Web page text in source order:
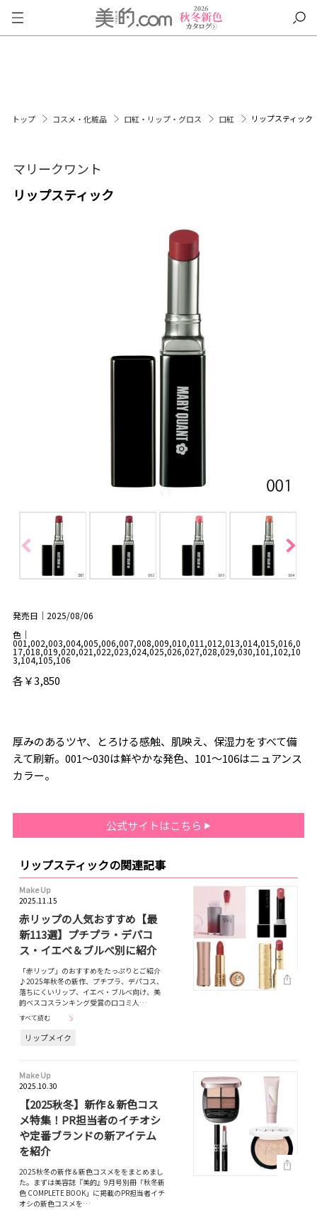
トップ コスメ・化粧品 口紅・リップ・グロス 口紅 リップスティック
マリークワント
リップスティック
発売日｜2025/08/06
色｜
001,002,003,004,005,006,007,008,009,010,011,012,013,014,015,016,0
17,018,019,020,021,022,023,024,025,026,027,028,029,030,101,102,10
3,104,105,106
各￥3,850
厚みのあるツヤ、とろける感触、肌映え、保湿力をすべて備
えて刷新。001〜030は鮮やかな発色、101〜106はニュアンス
カラー。
公式サイトはこちら
リップスティックの関連記事
Make Up
2025.11.15
赤リップの人気おすすめ【最
新113選】プチプラ・デパコ
ス・イエベ＆ブルべ別に紹介
「赤リップ」のおすすめをたっぷりとご紹介
♪2025年秋冬の新作、プチプラ、デパコス、
落ちにくいリップ、イエベ・ブルべ向け、美
的ベスコスランキング受賞の口コミ人…
すべて読む
リップメイク
Make Up
2025.10.30
【2025秋冬】新作＆新色コス
メ特集！PR担当者のイチオシ
や定番ブランドの新アイテム
を紹介
2025秋冬の新作＆新色コスメををまとめまし
た。まずは美容誌『美的』9月号別冊「秋冬新
色 COMPLETE BOOK」に掲載のPR担当者イチ
オシの新色コスメを…